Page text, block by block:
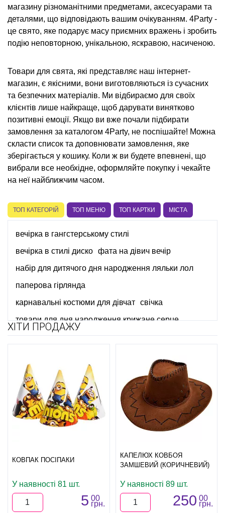
магазину різноманітними предметами, аксесуарами та
деталями, що відповідають вашим очікуванням. 4Party -
це свято, яке подарує масу приємних вражень і зробить
подію неповторною, унікальною, яскравою, насиченою.
Товари для свята, які представляє наш інтернет-
магазин, є якісними, вони виготовляються із сучасних
та безпечних матеріалів. Ми відбираємо для своїх
клієнтів лише найкраще, щоб дарувати винятково
позитивні емоції. Якщо ви вже почали підбирати
замовлення за каталогом 4Party, не поспішайте! Можна
скласти список та доповнювати замовлення, яке
зберігається у кошику. Коли ж ви будете впевнені, що
вибрали все необхідне, оформляйте покупку і чекайте
на неї найближчим часом.
ТОП КАТЕГОРІЙ ТОП МЕНЮ ТОП КАРТКИ МІСТА
вечірка в гангстерському стилі
вечірка в стилі диско фата на дівич вечір
набір для дитячого дня народження ляльки лол
паперова гірлянда
карнавальні костюми для дівчат свічка
товари для дня народження крижане серце
святкові тарілки день народження в стилі вінні пух
костюми для аніматорів купити
квест бокс
день народження в стилі монстер хай
грим на хелловін
сувеніри до дня захисника вітчизни
дитячі карнавальні костюми купити
столові прибори
гавайська вечірка одяг
декор на 8 березня
настільні ігри львів купити
ХІТИ ПРОДАЖУ
КОВПАК ПОСІПАКИ
У наявності 81 шт.
5 00
грн.
КАПЕЛЮХ КОВБОЯ
ЗАМШЕВИЙ (КОРИЧНЕВИЙ)
У наявності 89 шт.
250 00
грн.